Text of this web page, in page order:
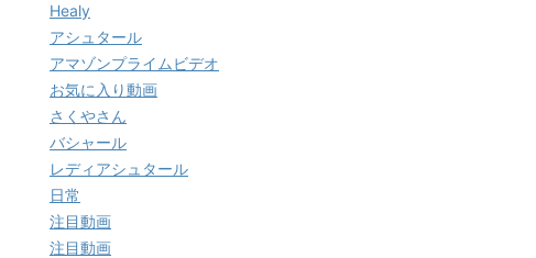
Healy
アシュタール
アマゾンプライムビデオ
お気に入り動画
さくやさん
バシャール
レディアシュタール
日常
注目動画
注目動画